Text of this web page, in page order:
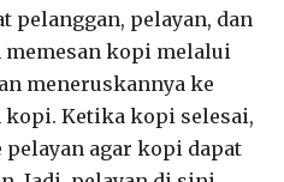
pelanggan, pelayan, dan
memesan kopi melalui
meneruskannya ke
Ketika kopi selesai,
agar kopi dapat